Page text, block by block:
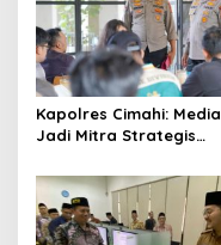
Kapolres Cimahi: Media
Jadi Mitra Strategis
Publik